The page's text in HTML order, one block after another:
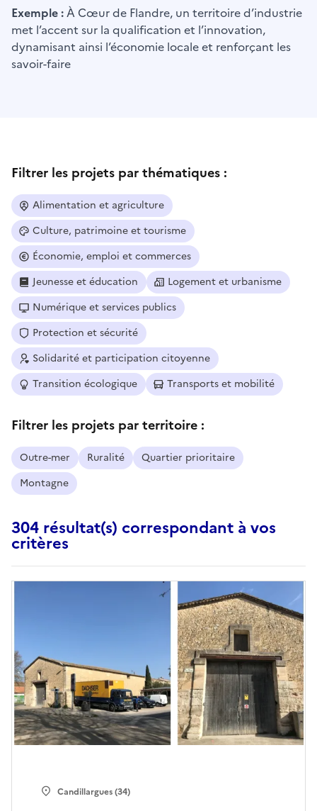
Exemple :À Cœur de Flandre, un territoire d’industrie
met l’accent sur la qualification et l’innovation,
dynamisant ainsi l’économie locale et renforçant les
savoir-faire
Filtrer les projets par thématiques :
Alimentation et agriculture
Culture, patrimoine et tourisme
Économie, emploi et commerces
Jeunesse et éducation
Logement et urbanisme
Numérique et services publics
Protection et sécurité
Solidarité et participation citoyenne
Transition écologique
Transports et mobilité
Filtrer les projets par territoire :
Outre-mer Ruralité
Quartier prioritaire
Montagne
304 résultat(s) correspondant à vos
critères
Candillargues (34)